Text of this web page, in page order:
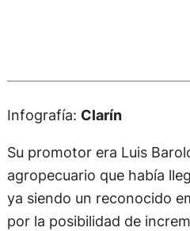
Infografía: Clarín
Su promotor era Luis
agropecuario que había
ya siendo un reconocido
por la posibilidad de